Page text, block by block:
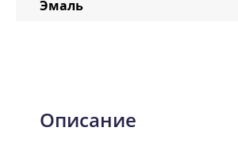
Эмаль
Описание